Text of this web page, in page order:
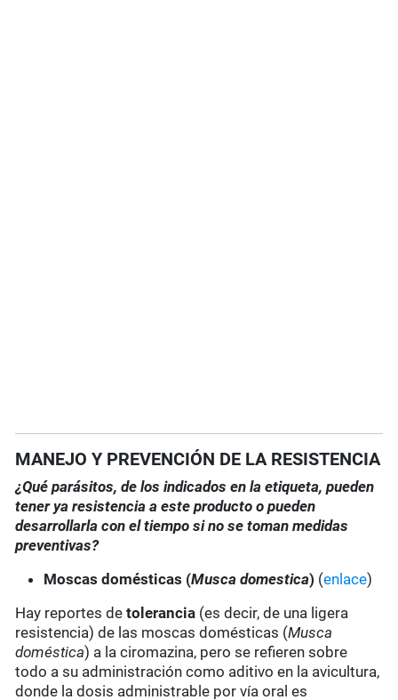
MANEJO Y PREVENCIÓN DE LA RESISTENCIA
¿Qué parásitos, de los indicados en la etiqueta, pueden
tener ya resistencia a este producto o pueden
desarrollarla con el tiempo si no se toman medidas
preventivas?
Moscas domésticas (Musca domestica) (enlace)
Hay reportes detolerancia (es decir, de una ligera
resistencia) de las moscas domésticas (Musca
doméstica) a la ciromazina, pero se refieren sobre
todo a su administración como aditivo en la avicultura,
donde la dosis administrable por vía oral es